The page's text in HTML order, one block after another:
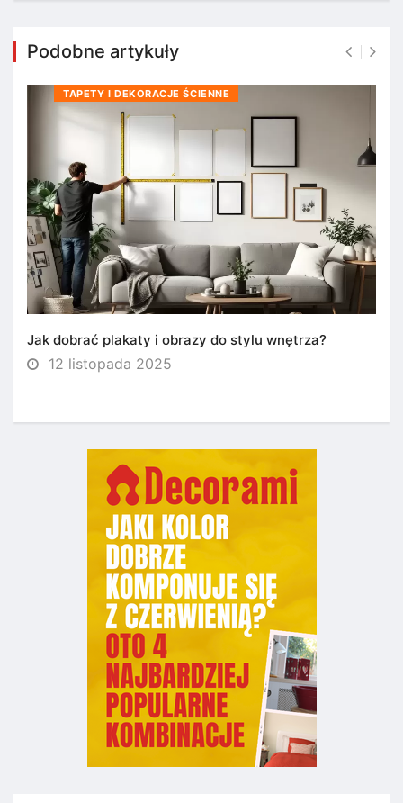
Podobne artykuły
TAPETY I DEKORACJE ŚCIENNE
Jak dobrać plakaty i obrazy do stylu wnętrza?
12 listopada 2025